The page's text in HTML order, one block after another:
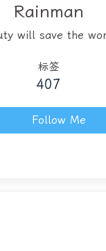
Rainman
will save the
标签
407
Follow Me